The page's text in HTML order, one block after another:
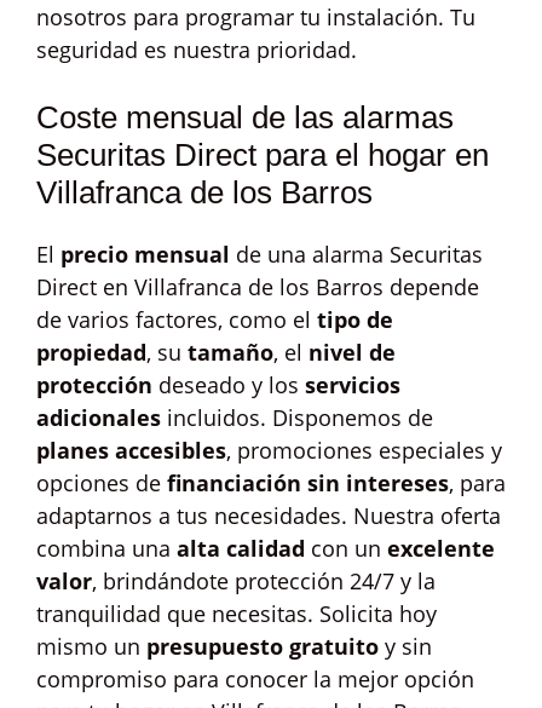
nosotros para programar tu instalación. Tu
seguridad es nuestra prioridad.
Coste mensual de las alarmas
Securitas Direct para el hogar en
Villafranca de los Barros
El precio mensual de una alarma Securitas
Direct en Villafranca de los Barros depende
de varios factores, como el tipo de
propiedad, su tamaño, el nivel de
protección deseado y los servicios
adicionales incluidos. Disponemos de
planes accesibles, promociones especiales y
opciones de financiación sin intereses, para
adaptarnos a tus necesidades. Nuestra oferta
combina una alta calidad con un excelente
valor, brindándote protección 24/7 y la
tranquilidad que necesitas. Solicita hoy
mismo un presupuesto gratuito y sin
compromiso para conocer la mejor opción